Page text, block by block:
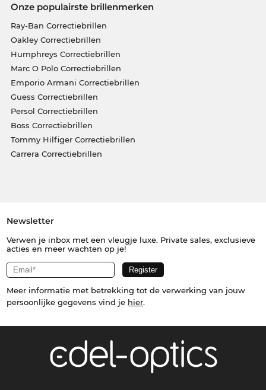
Onze populairste brillenmerken
Ray-Ban Correctiebrillen
Oakley Correctiebrillen
Humphreys Correctiebrillen
Marc O Polo Correctiebrillen
Emporio Armani Correctiebrillen
Guess Correctiebrillen
Persol Correctiebrillen
Boss Correctiebrillen
Tommy Hilfiger Correctiebrillen
Carrera Correctiebrillen
Newsletter
Verwen je inbox met een vleugje luxe. Private sales, exclusieve
acties en meer wachten op je!
Meer informatie met betrekking tot de verwerking van jouw
persoonlijke gegevens vind je hier.